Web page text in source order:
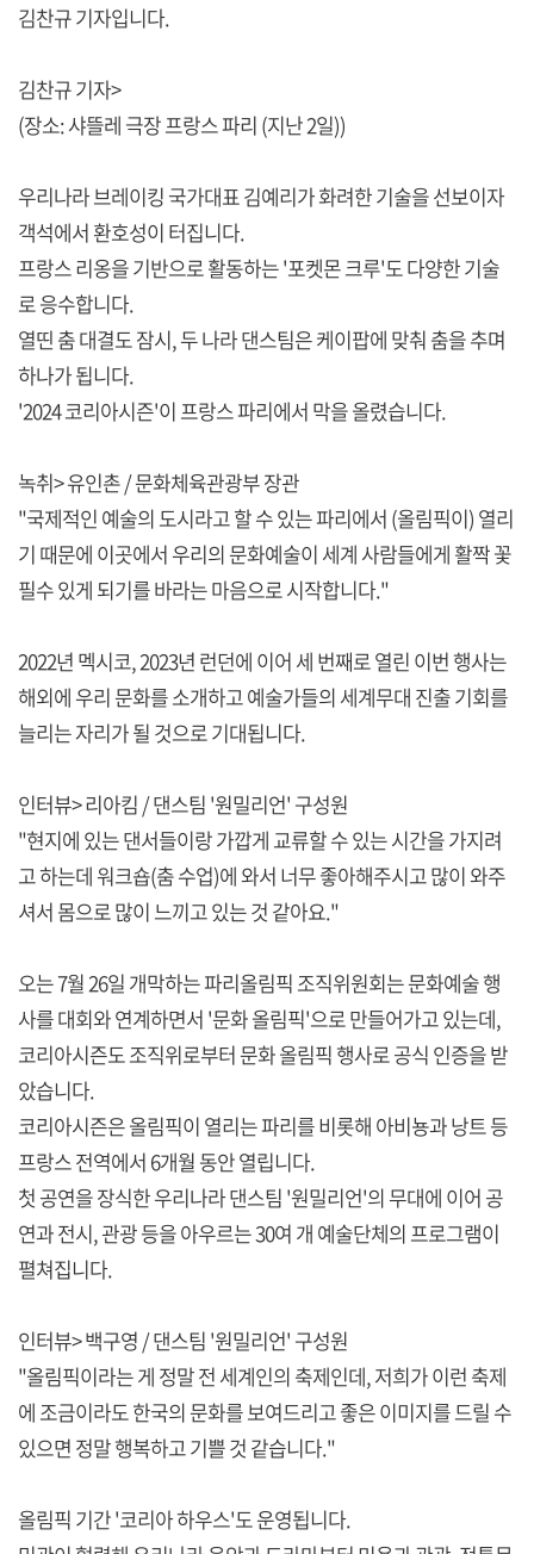
김찬규 기자입니다.
김찬규 기자>
(장소: 샤뜰레 극장 프랑스 파리 (지난 2일))
우리나라 브레이킹 국가대표 김예리가 화려한 기술을 선보이자
객석에서 환호성이 터집니다.
프랑스 리옹을 기반으로 활동하는 '포켓몬 크루'도 다양한 기술
로 응수합니다.
열띤 춤 대결도 잠시, 두 나라 댄스팀은 케이팝에 맞춰 춤을 추며
하나가 됩니다.
'2024 코리아시즌'이 프랑스 파리에서 막을 올렸습니다.
녹취> 유인촌 / 문화체육관광부 장관
"국제적인 예술의 도시라고 할 수 있는 파리에서 (올림픽이) 열리
기 때문에 이곳에서 우리의 문화예술이 세계 사람들에게 활짝 꽃
필수 있게 되기를 바라는 마음으로 시작합니다."
2022년 멕시코, 2023년 런던에 이어 세 번째로 열린 이번 행사는
해외에 우리 문화를 소개하고 예술가들의 세계무대 진출 기회를
늘리는 자리가 될 것으로 기대됩니다.
인터뷰> 리아킴 / 댄스팀 '원밀리언' 구성원
"현지에 있는 댄서들이랑 가깝게 교류할 수 있는 시간을 가지려
고 하는데 워크숍(춤 수업)에 와서 너무 좋아해주시고 많이 와주
셔서 몸으로 많이 느끼고 있는 것 같아요."
오는 7월 26일 개막하는 파리올림픽 조직위원회는 문화예술 행
사를 대회와 연계하면서 '문화 올림픽'으로 만들어가고 있는데,
코리아시즌도 조직위로부터 문화 올림픽 행사로 공식 인증을 받
았습니다.
코리아시즌은 올림픽이 열리는 파리를 비롯해 아비뇽과 낭트 등
프랑스 전역에서 6개월 동안 열립니다.
첫 공연을 장식한 우리나라 댄스팀 '원밀리언'의 무대에 이어 공
연과 전시, 관광 등을 아우르는 30여 개 예술단체의 프로그램이
펼쳐집니다.
인터뷰> 백구영 / 댄스팀 '원밀리언' 구성원
"올림픽이라는 게 정말 전 세계인의 축제인데, 저희가 이런 축제
에 조금이라도 한국의 문화를 보여드리고 좋은 이미지를 드릴 수
있으면 정말 행복하고 기쁠 것 같습니다."
올림픽 기간 '코리아 하우스'도 운영됩니다.